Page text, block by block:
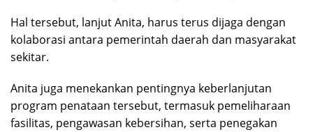
Hal tersebut, lanjut Anita, harus terus dijaga dengan
kolaborasi antara pemerintah daerah dan masyarakat
sekitar.
Anita juga menekankan pentingnya keberlanjutan
program penataan tersebut, termasuk pemeliharaan
fasilitas, pengawasan kebersihan, serta penegakan